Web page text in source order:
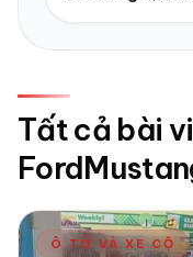
Tất cả bài
Ô TÔ VÀ XE CỘ